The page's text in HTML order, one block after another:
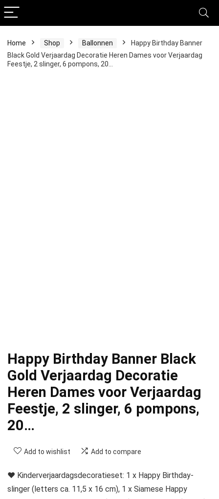
Home Shop Ballonnen
Happy Birthday Banner
Black Gold Verjaardag Decoratie Heren Dames voor Verjaardag
Feestje, 2 slinger, 6 pompons, 20…
Happy Birthday Banner Black
Gold Verjaardag Decoratie
Heren Dames voor Verjaardag
Feestje, 2 slinger, 6 pompons,
20…
Add to wishlist Add to compare
♥ Kinderverjaardagsdecoratieset: 1 x Happy Birthday-
slinger (letters ca. 11,5 x 16 cm), 1 x Siamese Happy